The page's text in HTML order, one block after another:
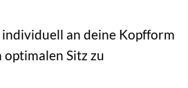
individuell an deine Kopfform
optimalen Sitz zu